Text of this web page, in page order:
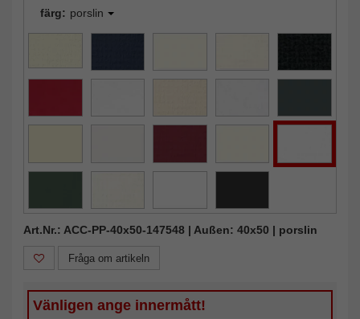
färg: porslin
Art.Nr.: ACC-PP-40x50-147548 | Außen: 40x50 | porslin
Fråga om artikeln
Vänligen ange innermått!